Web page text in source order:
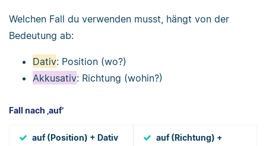
Welchen Fall du verwenden musst, hängt von der
Bedeutung ab:
Dativ: Position (wo?)
Akkusativ: Richtung (wohin?)
Fall nach ‚auf‘
auf (Position) + Dativ
auf (Richtung) +